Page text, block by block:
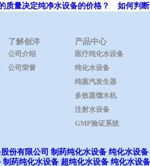
质量决定纯净水设备的价格？ 如何判
了解创洋
公司介绍
公司荣誉
产品中心
医疗纯化水设备
纯化水设备
纯蒸汽发生器
多效蒸馏水机
注射水设备
GMP验证系统
份有限公司 制药纯化水设备 纯化水设备
设备股份有限公司 All rights reserved.沪
制药纯化水设备 超纯化水设备 纯化水设